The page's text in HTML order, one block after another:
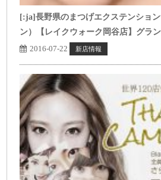
[:ja]長野県のまつげエクステンショ
ン）【レイクウォーク岡谷店】グラ
2016-07-22
新店情報